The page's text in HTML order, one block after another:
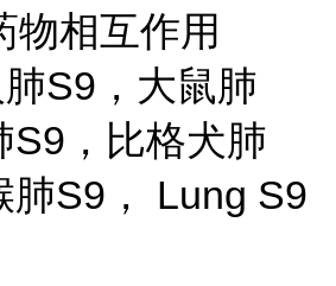
物相互作用
S9，大鼠肺
S9，比格犬肺
肺S9， Lung S9